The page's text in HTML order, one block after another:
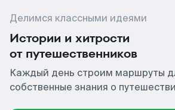
Делимся классными идеями
Истории и хитрости
от путешественников
Каждый день строим маршруты
собственные знания о